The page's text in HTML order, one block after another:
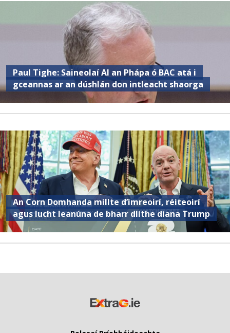
Paul Tighe: Saineolaí AI an Phápa ó BAC atá i
gceannas ar an dúshlán don intleacht shaorga
An Corn Domhanda millte d’imreoirí, réiteoirí
agus lucht leanúna de bharr dlíthe diana Trump